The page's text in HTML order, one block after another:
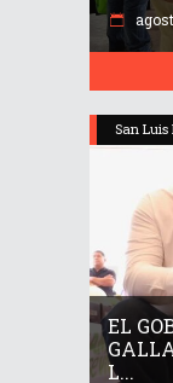
San Luis
EL
L...